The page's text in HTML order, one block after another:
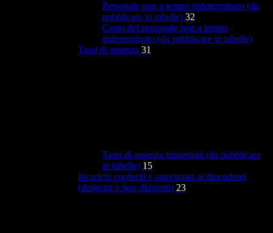
Personale non a tempo indeterminato (da
pubblicare in tabelle) 32
Costo del personale non a tempo
indeterminato (da pubblicare in tabelle)
Tassi di assenza 31
Tassi di assenza trimestrali (da pubblicare
in tabelle) 15
Incarichi conferiti e autorizzati ai dipendenti
(dirigenti e non dirigenti) 23